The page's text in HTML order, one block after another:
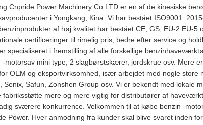
Cnpride Power Machinery Co.LTD er en af ​​de kinesiske
i Yongkang, Kina. Vi har bestået ISO9001:
af høj kvalitet har bestået CE, GS, EU-2 EU-5
certificeringer til rimelig pris, bedre efter service og
specialiseret i fremstilling af alle forskellige
-motorsav mini type, 2 slagbørstskærer, jordskrue osv. Mere
OEM og eksportvirksomhed, især arbejdet med nogle store
Senix, Safun, Zonshen Group osv. Vi er bekendt med lokale
fabriksstøtte mere og mere vigtig for distributører af
sværere konkurrence. Velkommen til at købe benzin -
Power. Hver anmodning fra kunder skal blive svaret inden